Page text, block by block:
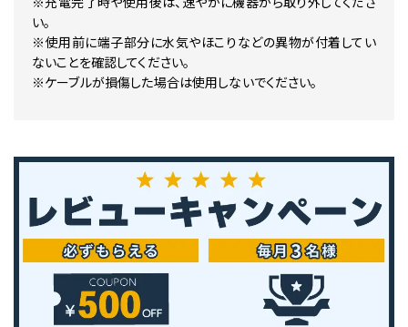
い。
※使用前に端子部分に水気やほこりなどの異物が付着してい
ないことを確認してください。
※ケーブルが損傷した場合は使用しないでください。